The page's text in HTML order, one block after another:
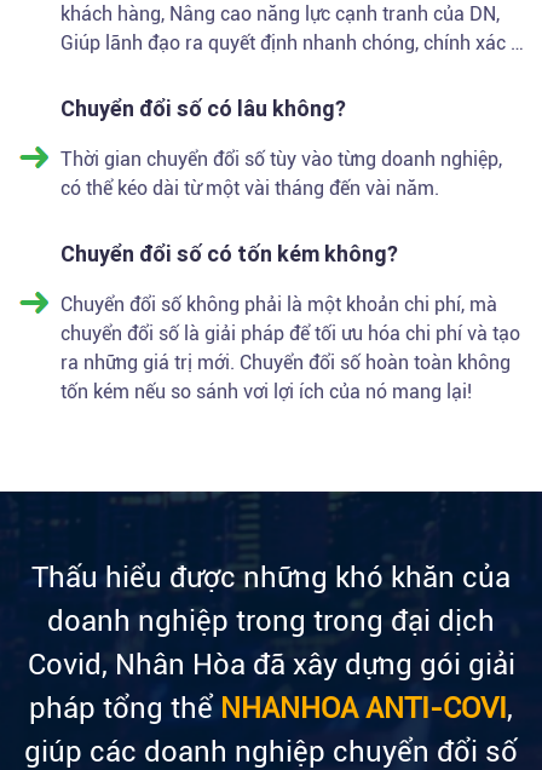
khách hàng, Nâng cao năng lực cạnh tranh của DN,
Giúp lãnh đạo ra quyết định nhanh chóng, chính xác …
Chuyển đổi số có lâu không?
Thời gian chuyển đổi số tùy vào từng doanh nghiệp,
có thể kéo dài từ một vài tháng đến vài năm.
Chuyển đổi số có tốn kém không?
Chuyển đổi số không phải là một khoản chi phí, mà
chuyển đổi số là giải pháp để tối ưu hóa chi phí và tạo
ra những giá trị mới. Chuyển đổi số hoàn toàn không
tốn kém nếu so sánh vơi lợi ích của nó mang lại!
Thấu hiểu được những khó khăn của
doanh nghiệp trong trong đại dịch
Covid, Nhân Hòa đã xây dựng gói giải
pháp tổng thể NHANHOA ANTI-COVI ,
giúp các doanh nghiệp chuyển đổi số